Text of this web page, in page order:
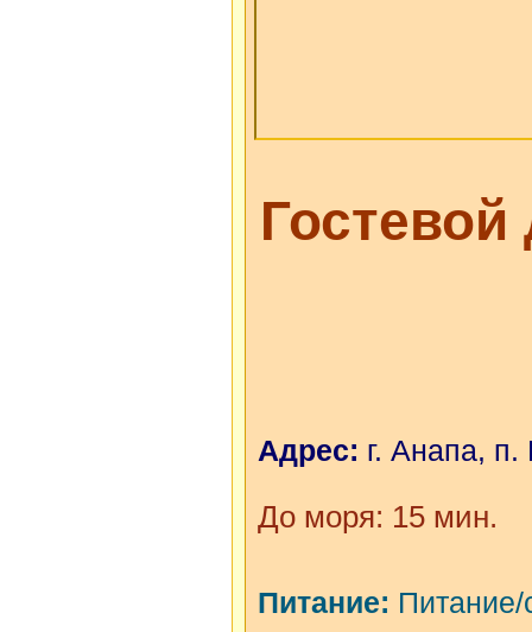
Адрес: г. Анапа, п.
До моря: 15 мин.
Питание: